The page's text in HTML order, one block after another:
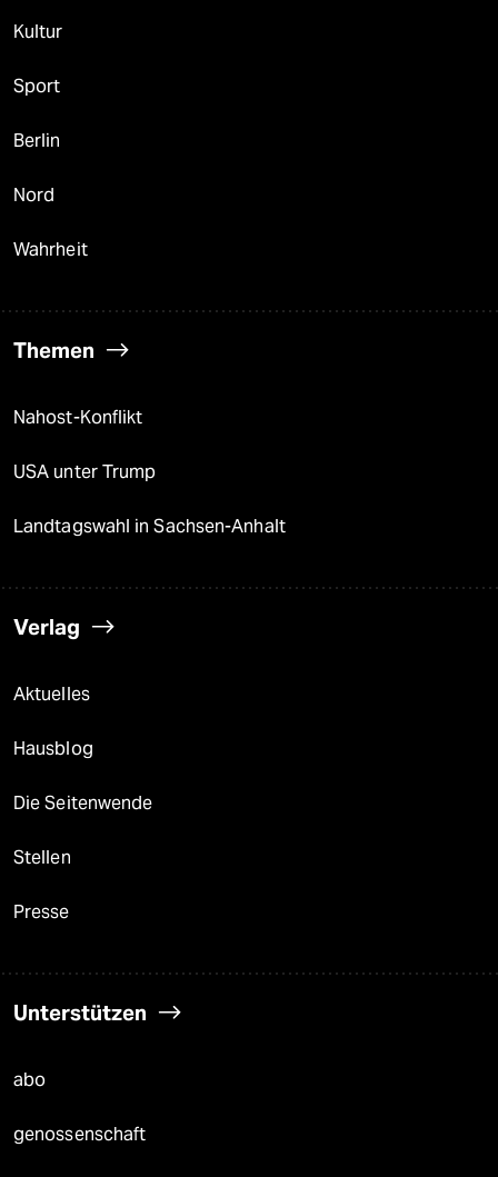
Kultur
Sport
Berlin
Nord
Wahrheit
Themen
Nahost-Konflikt
USA unter Trump
Landtagswahl in Sachsen-Anhalt
Verlag
Aktuelles
Hausblog
Die Seitenwende
Stellen
Presse
Unterstützen
abo
genossenschaft